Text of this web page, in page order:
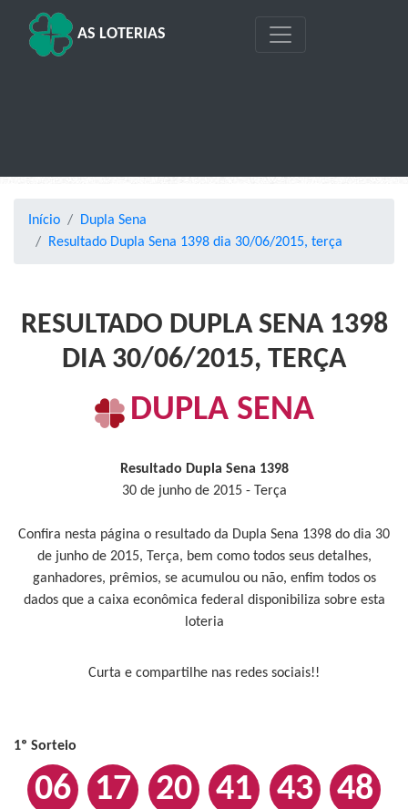
AS LOTERIAS
Início
Dupla Sena
Resultado Dupla Sena 1398 dia 30/06/2015, terça
RESULTADO DUPLA SENA 1398
DIA 30/06/2015, TERÇA
DUPLA SENA
Resultado Dupla Sena 1398
30 de junho de 2015 - Terça
Confira nesta página o resultado da Dupla Sena 1398 do dia 30
de junho de 2015, Terça, bem como todos seus detalhes,
ganhadores, prêmios, se acumulou ou não, enfim todos os
dados que a caixa econômica federal disponibiliza sobre esta
loteria
Curta e compartilhe nas redes sociais!!
1º Sorteio
06 17 20 41 43 48